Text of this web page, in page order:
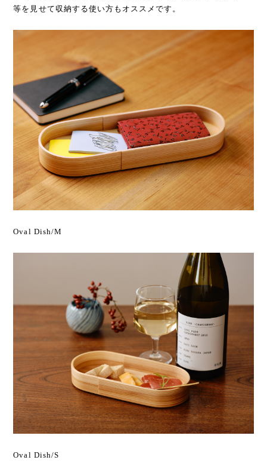
等を見せて収納する使い方もオススメです。
Oval Dish/M
Oval Dish/S